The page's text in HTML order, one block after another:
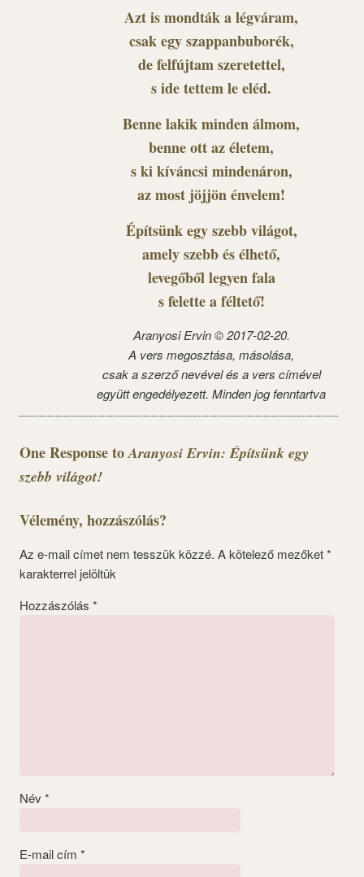
Azt is mondták a légváram,
csak egy szappanbuborék,
de felfújtam szeretettel,
s ide tettem le eléd.
Benne lakik minden álmom,
benne ott az életem,
s ki kíváncsi mindenáron,
az most jöjjön énvelem!
Építsünk egy szebb világot,
amely szebb és élhető,
levegőből legyen fala
s felette a féltető!
Aranyosi Ervin © 2017-02-20.
A vers megosztása, másolása,
csak a szerző nevével és a vers címével
együtt engedélyezett. Minden jog fenntartva
One Response toAranyosi Ervin: Építsünk egy
szebb világot!
Vélemény, hozzászólás?
Az e-mail címet nem tesszük közzé. A kötelező mezőket*
karakterrel jelöltük
Hozzászólás *
Név *
E-mail cím *